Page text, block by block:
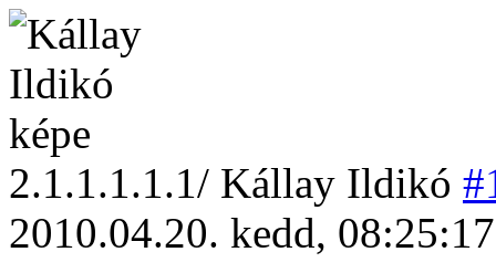
2.1.1.1.1.1/ Kállay Ildikó
2010.04.20. kedd, 08:25:17